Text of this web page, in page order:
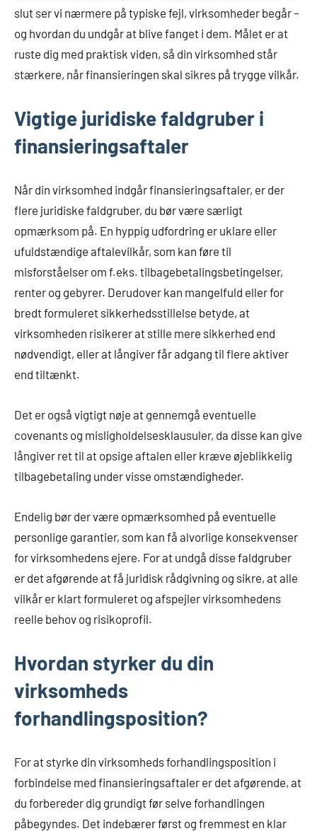
slut ser vi nærmere på typiske fejl, virksomheder begår –
og hvordan du undgår at blive fanget i dem. Målet er at
ruste dig med praktisk viden, så din virksomhed står
stærkere, når finansieringen skal sikres på trygge vilkår.
Vigtige juridiske faldgruber i
finansieringsaftaler
Når din virksomhed indgår finansieringsaftaler, er der
flere juridiske faldgruber, du bør være særligt
opmærksom på. En hyppig udfordring er uklare eller
ufuldstændige aftalevilkår, som kan føre til
misforståelser om f.eks. tilbagebetalingsbetingelser,
renter og gebyrer. Derudover kan mangelfuld eller for
bredt formuleret sikkerhedsstillelse betyde, at
virksomheden risikerer at stille mere sikkerhed end
nødvendigt, eller at långiver får adgang til flere aktiver
end tiltænkt.
Det er også vigtigt nøje at gennemgå eventuelle
covenants og misligholdelsesklausuler, da disse kan give
långiver ret til at opsige aftalen eller kræve øjeblikkelig
tilbagebetaling under visse omstændigheder.
Endelig bør der være opmærksomhed på eventuelle
personlige garantier, som kan få alvorlige konsekvenser
for virksomhedens ejere. For at undgå disse faldgruber
er det afgørende at få juridisk rådgivning og sikre, at alle
vilkår er klart formuleret og afspejler virksomhedens
reelle behov og risikoprofil.
Hvordan styrker du din
virksomheds
forhandlingsposition?
For at styrke din virksomheds forhandlingsposition i
forbindelse med finansieringsaftaler er det afgørende, at
du forbereder dig grundigt før selve forhandlingen
påbegyndes. Det indebærer først og fremmest en klar